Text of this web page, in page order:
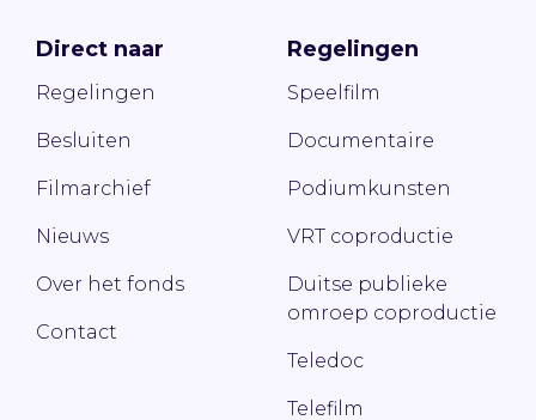
Direct naar
Regelingen
Besluiten
Filmarchief
Nieuws
Over het fonds
Contact
Regelingen
Speelfilm
Documentaire
Podiumkunsten
VRT coproductie
Duitse publieke
omroep coproductie
Teledoc
Telefilm